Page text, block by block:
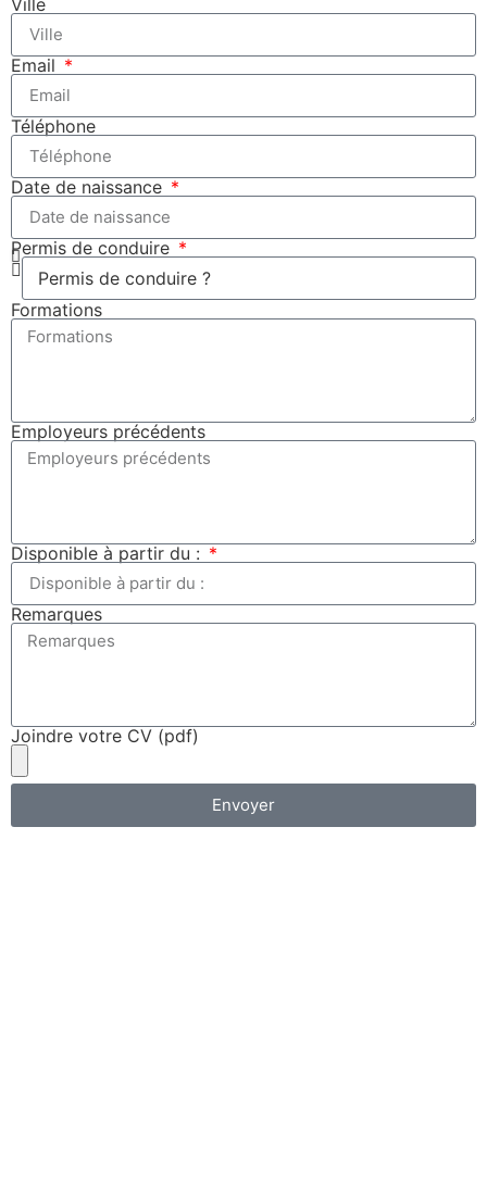
Email
Téléphone
Date de naissance
Permis de conduire
Formations
Employeurs précédents
Disponible à partir du :
Remarques
Joindre votre CV (pdf)
Envoyer